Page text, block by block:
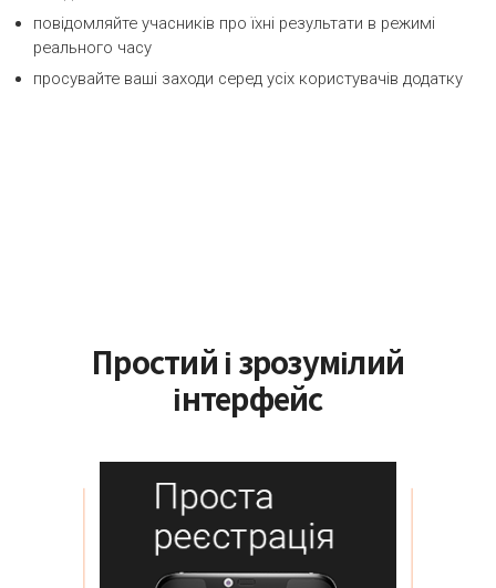
повідомляйте учасників про їхні результати в режимі
реального часу
просувайте ваші заходи серед усіх користувачів додатку
Простий і зрозумілий
інтерфейс